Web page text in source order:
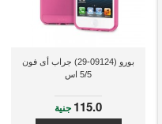
بورو (09124-29) جراب أى فون
5/5 اس
115.0 جنية